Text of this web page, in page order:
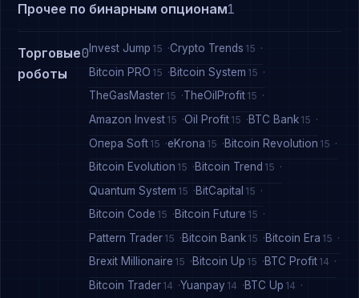
Прочее по бинарным опционам1
Торговые
роботы
0 Invest Jump 15 Crypto Trends 15
Bitcoin PRO 15 Bitcoin System 15
TheGasMaster 15 TheOilProfit 15
Amazon Invest 15 Oil Profit 15 BTC Bank 15
Опера Soft 15 eKrona 15 Bitcoin Revolution 15
Bitcoin Evolution 15 Bitcoin Trend 15
Quantum System 15 BitCapital 15
Bitcoin Code 15 Bitcoin Future 15
Pattern Trader 15 Bitcoin Bank 15 Bitcoin Era 15
Brexit Millionaire 15 Bitcoin Up 15 BTC Profit 14
Bitcoin Trader 14 Yuanpay 14 BTC Up 14